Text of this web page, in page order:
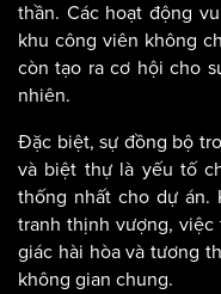
thần. Các hoạt động
khu công viên không
còn tạo ra cơ hội cho
nhiên.
Đặc biệt, sự đồng bộ
và biệt thự là yếu tố
thống nhất cho dự án.
tranh thịnh vượng,
giác hài hòa và tương
không gian chung.